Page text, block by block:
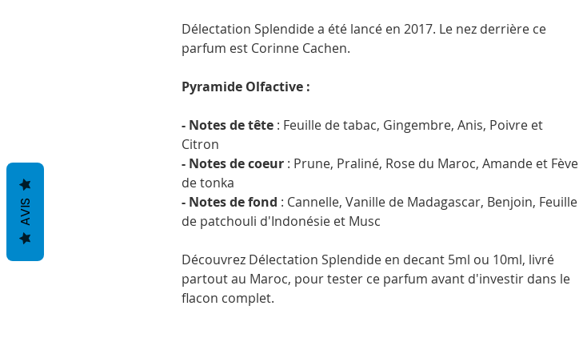
Délectation Splendide a été lancé en 2017. Le nez derrière ce
parfum est Corinne Cachen.
Pyramide Olfactive :
- Notes de tête : Feuille de tabac, Gingembre, Anis, Poivre et
Citron
- Notes de coeur : Prune, Praliné, Rose du Maroc, Amande et Fève
de tonka
- Notes de fond : Cannelle, Vanille de Madagascar, Benjoin, Feuille
de patchouli d'Indonésie et Musc
Découvrez Délectation Splendide en decant 5ml ou 10ml, livré
partout au Maroc, pour tester ce parfum avant d'investir dans le
flacon complet.
AVIS